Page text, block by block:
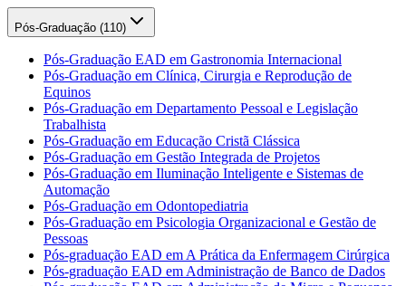
Pós-Graduação (110)
Pós-Graduação EAD em Gastronomia Internacional
Pós-Graduação em Clínica, Cirurgia e Reprodução de
Equinos
Pós-Graduação em Departamento Pessoal e Legislação
Trabalhista
Pós-Graduação em Educação Cristã Clássica
Pós-Graduação em Gestão Integrada de Projetos
Pós-Graduação em Iluminação Inteligente e Sistemas de
Automação
Pós-Graduação em Odontopediatria
Pós-Graduação em Psicologia Organizacional e Gestão de
Pessoas
Pós-graduação EAD em A Prática da Enfermagem Cirúrgica
Pós-graduação EAD em Administração de Banco de Dados